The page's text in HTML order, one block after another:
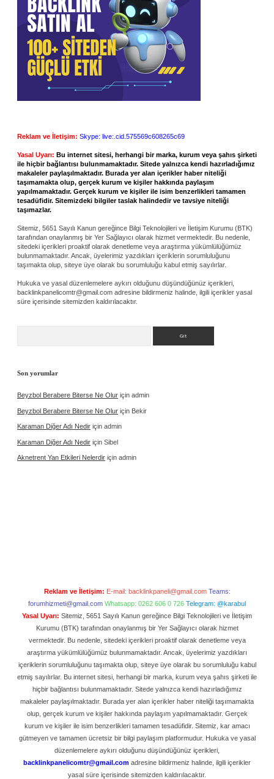
Reklam ve İletişim: Skype: live:.cid.575569c608265c69
Yasal Uyarı: Bu internet sitesi, herhangi bir marka, kurum veya şahıs şirketi
ile hiçbir bağlantısı bulunmamaktadır. Sitede yalnızca kendi hazırladığımız
makaleler paylaşılmaktadır. Burada yer alan içerikler haber niteliği
taşımamakta olup, gerçek kurum ve kişiler hakkında paylaşım
yapılmamaktadır. Gerçek kurum ve kişiler ile isim benzerlikleri tamamen
tesadüfidir. Sitemizdeki bilgiler taslak halindedir ve tavsiye niteliği
taşımazlar.
Sitemiz, 5651 Sayılı Kanun gereğince Bilgi Teknolojileri ve İletişim Kurumu (BTK)
tarafından onaylanmış bir Yer Sağlayıcı olarak hizmet vermektedir. Bu nedenle,
sitedeki içerikleri proaktif olarak denetleme veya araştırma yükümlülüğümüz
bulunmamaktadır. Ancak, üyelerimiz yazdıkları içeriklerin sorumluluğunu
taşımakta olup, siteye üye olarak bu sorumluluğu kabul etmiş sayılırlar.
Hukuka ve yasal düzenlemelere aykırı olduğunu düşündüğünüz içerikleri,
backlinkpanelicomtr@gmail.com adresine bildirmeniz halinde, ilgili içerikler yasal
süre içerisinde sitemizden kaldırılacaktır.
Son yorumlar
Beyzbol Berabere Biterse Ne Olur için admin
Beyzbol Berabere Biterse Ne Olur için Bekir
Karaman Diğer Adı Nedir için admin
Karaman Diğer Adı Nedir için Sibel
Aknetrent Yan Etkileri Nelerdir için admin
Reklam ve İletişim: E-mail: backlinkpaneli@gmail.com Teams:
forumhizmeti@gmail.com Whatsapp: 0262 606 0 726 Telegram: @karabul
Yasal Uyarı: Sitemiz, 5651 Sayılı Kanun gereğince Bilgi Teknolojileri ve İletişim
Kurumu (BTK) tarafından onaylanmış bir Yer Sağlayıcı olarak hizmet
vermektedir. Bu nedenle, sitedeki içerikleri proaktif olarak denetleme veya
araştırma yükümlülüğümüz bulunmamaktadır. Ancak, üyelerimiz yazdıkları
içeriklerin sorumluluğunu taşımakta olup, siteye üye olarak bu sorumluluğu kabul
etmiş sayılırlar. Bu internet sitesi, herhangi bir marka, kurum veya şahıs şirketi ile
hiçbir bağlantısı bulunmamaktadır. Sitede yalnızca kendi hazırladığımız
makaleler paylaşılmaktadır. Burada yer alan içerikler haber niteliği taşımamakta
olup, gerçek kurum ve kişiler hakkında paylaşım yapılmamaktadır. Gerçek
kurum ve kişiler ile isim benzerlikleri tamamen tesadüfidir. Sitemiz, kar amacı
gütmeyen ve tamamen ücretsiz bir bilgi paylaşım platformudur. Hukuka ve yasal
düzenlemelere aykırı olduğunu düşündüğünüz içerikleri,
backlinkpanelicomtr@gmail.com adresine bildirmeniz halinde, ilgili içerikler
yasal süre içerisinde sitemizden kaldırılacaktır.